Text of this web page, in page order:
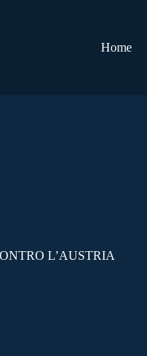
Home
L’AUSTRIA